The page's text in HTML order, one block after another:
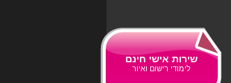
שירות אישי חינם
לימודי רישום ואיור